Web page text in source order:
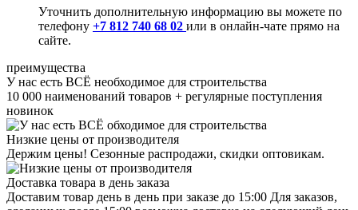
Уточнить дополнительную информацию вы можете по
телефону +7 812 740 68 02 или в онлайн-чате прямо на
сайте.
преимущества
У нас есть ВСЁ необходимое для строительства
10 000 наименований товаров + регулярные поступления
новинок
Низкие цены от производителя
Держим цены! Сезонные распродажи, скидки оптовикам.
Доставка товара в день заказа
Доставим товар день в день при заказе до 15:00 Для заказов,